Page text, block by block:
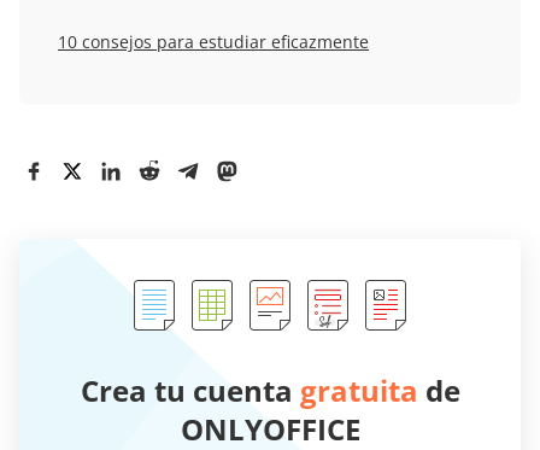
10 consejos para estudiar eficazmente
Crea tu cuenta gratuita de
ONLYOFFICE